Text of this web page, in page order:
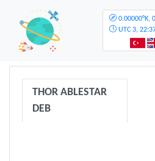
0.00000°K,
UTC 3,
THOR ABLESTAR
DEB